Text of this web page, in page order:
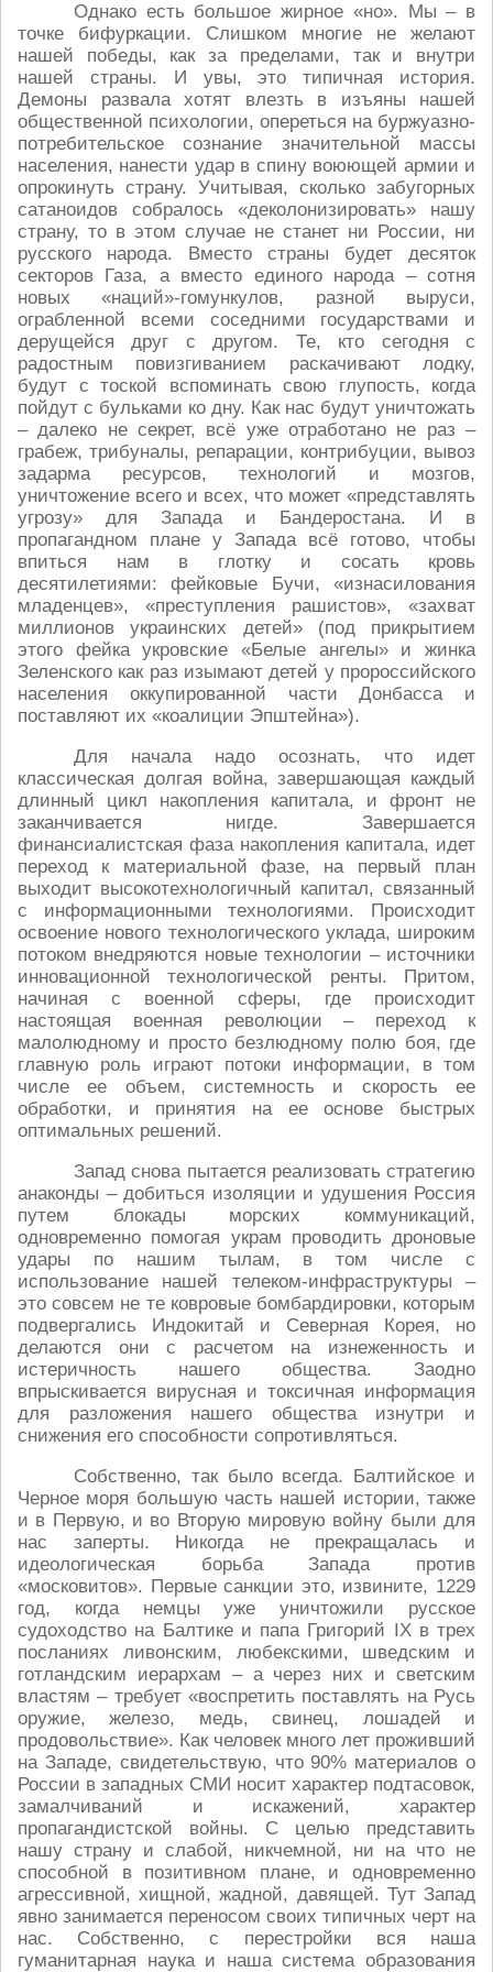
Однако есть большое жирное «но». Мы – в
точке бифуркации. Слишком многие не желают
нашей победы, как за пределами, так и внутри
нашей страны. И увы, это типичная история.
Демоны развала хотят влезть в изъяны нашей
общественной психологии, опереться на буржуазно-
потребительское сознание значительной массы
населения, нанести удар в спину воюющей армии и
опрокинуть страну. Учитывая, сколько забугорных
сатаноидов собралось «деколонизировать» нашу
страну, то в этом случае не станет ни России, ни
русского народа. Вместо страны будет десяток
секторов Газа, а вместо единого народа – сотня
новых «наций»-гомункулов, разной выруси,
ограбленной всеми соседними государствами и
дерущейся друг с другом. Те, кто сегодня с
радостным повизгиванием раскачивают лодку,
будут с тоской вспоминать свою глупость, когда
пойдут с бульками ко дну. Как нас будут уничтожать
– далеко не секрет, всё уже отработано не раз –
грабеж, трибуналы, репарации, контрибуции, вывоз
задарма ресурсов, технологий и мозгов,
уничтожение всего и всех, что может «представлять
угрозу» для Запада и Бандеростана. И в
пропагандном плане у Запада всё готово, чтобы
впиться нам в глотку и сосать кровь
десятилетиями: фейковые Бучи, «изнасилования
младенцев», «преступления рашистов», «захват
миллионов украинских детей» (под прикрытием
этого фейка укровские «Белые ангелы» и жинка
Зеленского как раз изымают детей у пророссийского
населения оккупированной части Донбасса и
поставляют их «коалиции Эпштейна»).
Для начала надо осознать, что идет
классическая долгая война, завершающая каждый
длинный цикл накопления капитала, и фронт не
заканчивается нигде. Завершается
финансиалистская фаза накопления капитала, идет
переход к материальной фазе, на первый план
выходит высокотехнологичный капитал, связанный
с информационными технологиями. Происходит
освоение нового технологического уклада, широким
потоком внедряются новые технологии – источники
инновационной технологической ренты. Притом,
начиная с военной сферы, где происходит
настоящая военная революции – переход к
малолюдному и просто безлюдному полю боя, где
главную роль играют потоки информации, в том
числе ее объем, системность и скорость ее
обработки, и принятия на ее основе быстрых
оптимальных решений.
Запад снова пытается реализовать стратегию
анаконды – добиться изоляции и удушения Россия
путем блокады морских коммуникаций,
одновременно помогая украм проводить дроновые
удары по нашим тылам, в том числе с
использование нашей телеком-инфраструктуры –
это совсем не те ковровые бомбардировки, которым
подвергались Индокитай и Северная Корея, но
делаются они с расчетом на изнеженность и
истеричность нашего общества. Заодно
впрыскивается вирусная и токсичная информация
для разложения нашего общества изнутри и
снижения его способности сопротивляться.
Собственно, так было всегда. Балтийское и
Черное моря большую часть нашей истории, также
и в Первую, и во Вторую мировую войну были для
нас заперты. Никогда не прекращалась и
идеологическая борьба Запада против
«московитов». Первые санкции это, извините, 1229
год, когда немцы уже уничтожили русское
судоходство на Балтике и папа Григорий IX в трех
посланиях ливонским, любекскими, шведским и
готландским иерархам – а через них и светским
властям – требует «воспретить поставлять на Русь
оружие, железо, медь, свинец, лошадей и
продовольствие». Как человек много лет проживший
на Западе, свидетельствую, что 90% материалов о
России в западных СМИ носит характер подтасовок,
замалчиваний и искажений, характер
пропагандистской войны. С целью представить
нашу страну и слабой, никчемной, ни на что не
способной в позитивном плане, и одновременно
агрессивной, хищной, жадной, давящей. Тут Запад
явно занимается переносом своих типичных черт на
нас. Собственно, с перестройки вся наша
гуманитарная наука и наша система образования